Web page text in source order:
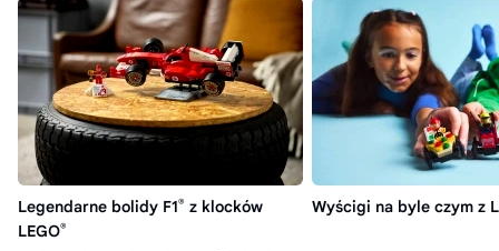
Legendarne bolidy F1® z klocków
LEGO®
Wyścigi na byle czym z